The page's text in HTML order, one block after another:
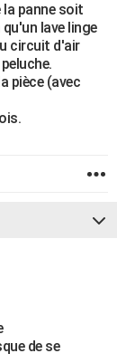
la panne soit
lave linge
circuit d'air
pièce (avec
de se